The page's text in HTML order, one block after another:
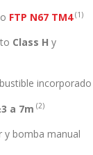
FTP N67 TM4 (1)
Class H y
incorporado
a 7m (2)
y bomba manual